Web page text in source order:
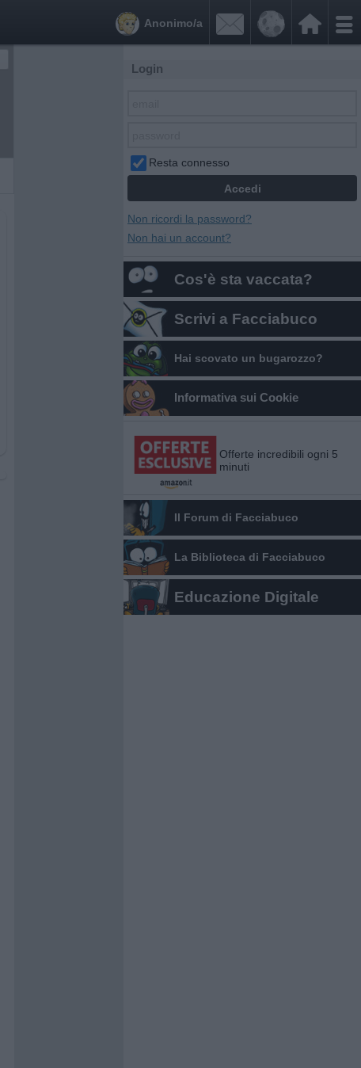


Anonimo/a
Login
Resta connesso
Non ricordi la password?
Non hai un account?
Cos'è sta vaccata?
Scrivi a Facciabuco
Hai scovato un bugarozzo?
Informativa sui Cookie
Offerte incredibili ogni 5
minuti
Il Forum di Facciabuco
La Biblioteca di Facciabuco
Educazione Digitale